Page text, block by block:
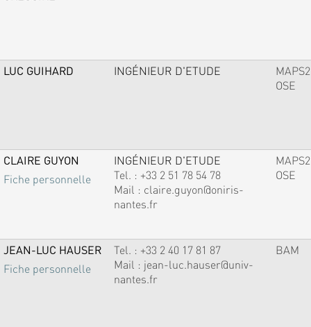
LUC GUIHARD INGÉNIEUR D'ETUDE
MAPS2
OSE
CLAIRE GUYON
Fiche personnelle
INGÉNIEUR D'ETUDE
Tel. : +33 2 51 78 54 78
Mail : claire.guyon@oniris-
nantes.fr
MAPS2
OSE
JEAN-LUC HAUSER
Fiche personnelle
Tel. : +33 2 40 17 81 87
Mail : jean-luc.hauser@univ-
nantes.fr
BAM